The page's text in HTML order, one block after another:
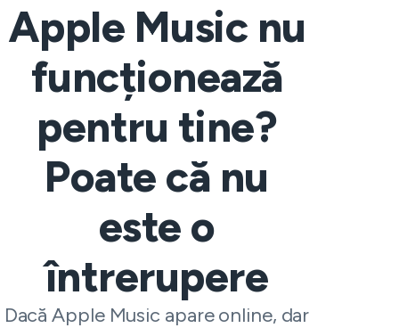
Apple Music nu
funcționează
pentru tine?
Poate că nu
este o
întrerupere
Dacă Apple Music apare online, dar